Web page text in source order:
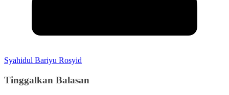
Syahidul Bariyu Rosyid
Tinggalkan Balasan